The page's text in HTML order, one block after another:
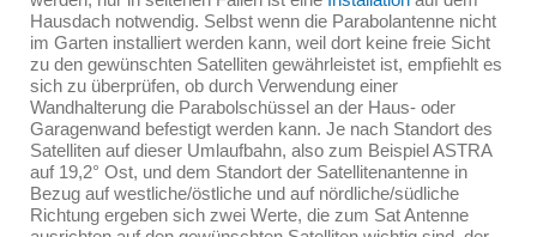
Hausdach notwendig. Selbst wenn die Parabolantenne nicht
im Garten installiert werden kann, weil dort keine freie Sicht
zu den gewünschten Satelliten gewährleistet ist, empfiehlt es
sich zu überprüfen, ob durch Verwendung einer
Wandhalterung die Parabolschüssel an der Haus- oder
Garagenwand befestigt werden kann. Je nach Standort des
Satelliten auf dieser Umlaufbahn, also zum Beispiel ASTRA
auf 19,2° Ost, und dem Standort der Satellitenantenne in
Bezug auf westliche/östliche und auf nördliche/südliche
Richtung ergeben sich zwei Werte, die zum Sat Antenne